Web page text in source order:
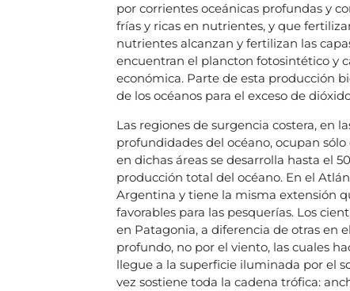
por corrientes oceánicas profundas y
frías y ricas en nutrientes, y que
nutrientes alcanzan y fertilizan las
encuentran el plancton fotosintético y
económica. Parte de esta producción
de los océanos para el exceso de
Las regiones de surgencia costera, en
profundidades del océano, ocupan
en dichas áreas se desarrolla hasta el
producción total del océano. En el
Argentina y tiene la misma extensión
favorables para las pesquerías. Los
en Patagonia, a diferencia de otras en
profundo, no por el viento, las cuales
llegue a la superficie iluminada por el
vez sostiene toda la cadena trófica: